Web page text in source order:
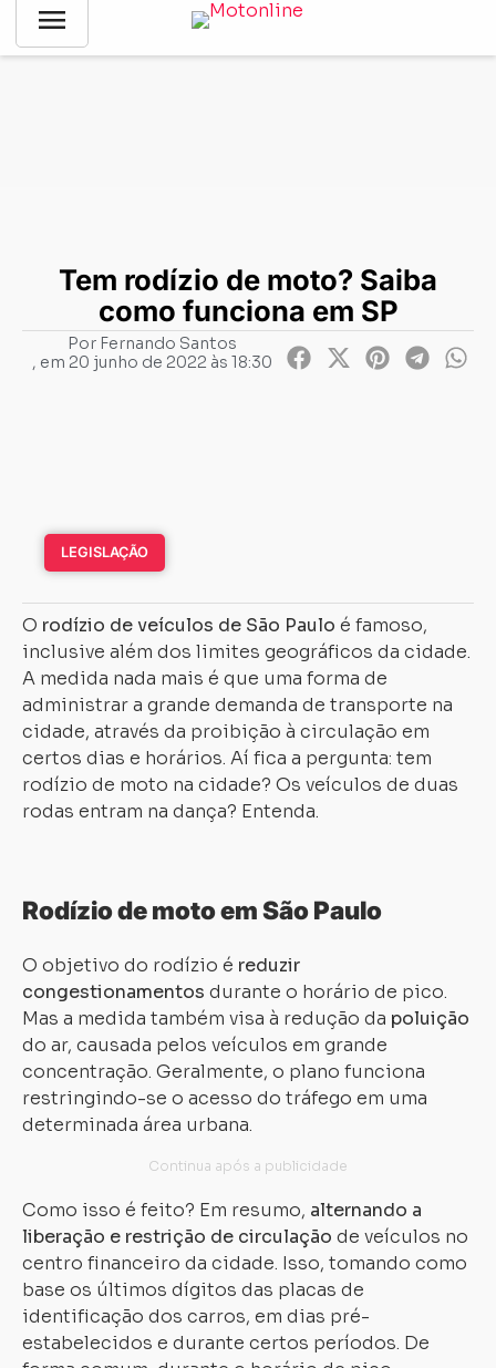
menu
Notícias -Tem rodízio de moto? Saiba como
Tem rodízio de moto? Saiba
como funciona em SP
PorFernando Santos
, em 20 junho de 2022 às 18:30
LEGISLAÇÃO
O rodízio de veículos de São Paulo é famoso,
inclusive além dos limites geográficos da cidade.
A medida nada mais é que uma forma de
administrar a grande demanda de transporte na
cidade, através da proibição à circulação em
certos dias e horários. Aí fica a pergunta: tem
rodízio de moto na cidade? Os veículos de duas
rodas entram na dança? Entenda.
Rodízio de moto em São Paulo
O objetivo do rodízio é reduzir
congestionamentos durante o horário de pico.
Mas a medida também visa à redução da poluição
do ar, causada pelos veículos em grande
concentração. Geralmente, o plano funciona
restringindo-se o acesso do tráfego em uma
determinada área urbana.
Como isso é feito? Em resumo, alternando a
liberação e restrição de circulação de veículos no
centro financeiro da cidade. Isso, tomando como
base os últimos dígitos das placas de
identificação dos carros, em dias pré-
estabelecidos e durante certos períodos. De